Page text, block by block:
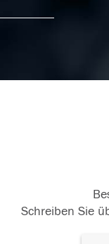
Schreiben Sie